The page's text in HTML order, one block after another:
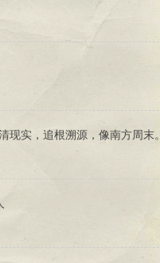
实，追根溯源，像南方周末。